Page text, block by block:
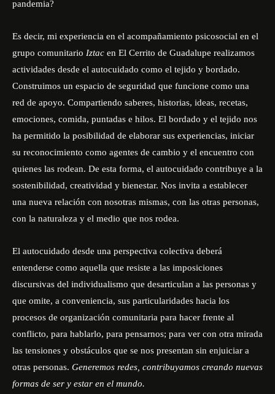
pandemia?
Es decir, mi experiencia en el acompañamiento psicosocial en el
grupo comunitario Iztac en El Cerrito de Guadalupe realizamos
actividades desde el autocuidado como el tejido y bordado.
Construimos un espacio de seguridad que funcione como una
red de apoyo. Compartiendo saberes, historias, ideas, recetas,
emociones, comida, puntadas e hilos. El bordado y el tejido nos
ha permitido la posibilidad de elaborar sus experiencias, iniciar
su reconocimiento como agentes de cambio y el encuentro con
quienes las rodean. De esta forma, el autocuidado contribuye a la
sostenibilidad, creatividad y bienestar. Nos invita a establecer
una nueva relación con nosotras mismas, con las otras personas,
con la naturaleza y el medio que nos rodea.
El autocuidado desde una perspectiva colectiva deberá
entenderse como aquella que resiste a las imposiciones
discursivas del individualismo que desarticulan a las personas y
que omite, a conveniencia, sus particularidades hacia los
procesos de organización comunitaria para hacer frente al
conflicto, para hablarlo, para pensarnos; para ver con otra mirada
las tensiones y obstáculos que se nos presentan sin enjuiciar a
otras personas. Generemos redes, contribuyamos creando nuevas
formas de ser y estar en el mundo.